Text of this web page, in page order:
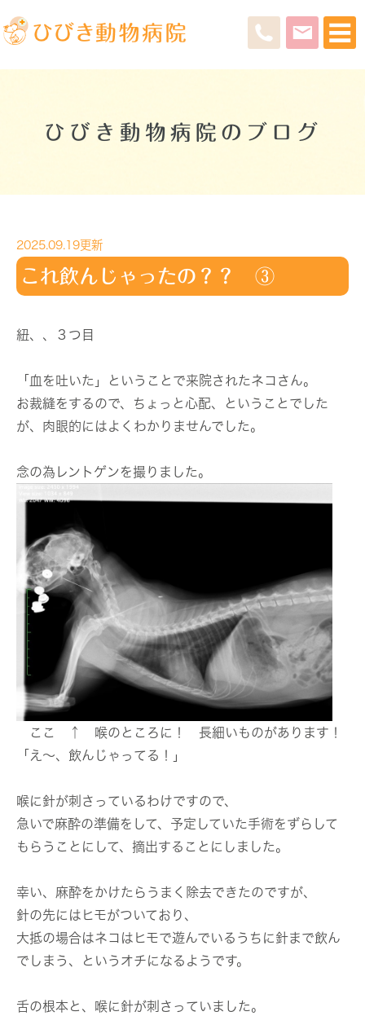
ひびき動物病院のブログ
2025.09.19更新
これ飲んじゃったの？？ ③
紐、、３つ目
「血を吐いた」ということで来院されたネコさん。
お裁縫をするので、ちょっと心配、ということでした
が、肉眼的にはよくわかりませんでした。
念の為レントゲンを撮りました。
ここ ↑ 喉のところに！ 長細いものがあります！
「え〜、飲んじゃってる！」
喉に針が刺さっているわけですので、
急いで麻酔の準備をして、予定していた手術をずらして
もらうことにして、摘出することにしました。
幸い、麻酔をかけたらうまく除去できたのですが、
針の先にはヒモがついており、
大抵の場合はネコはヒモで遊んでいるうちに針まで飲ん
でしまう、というオチになるようです。
舌の根本と、喉に針が刺さっていました。